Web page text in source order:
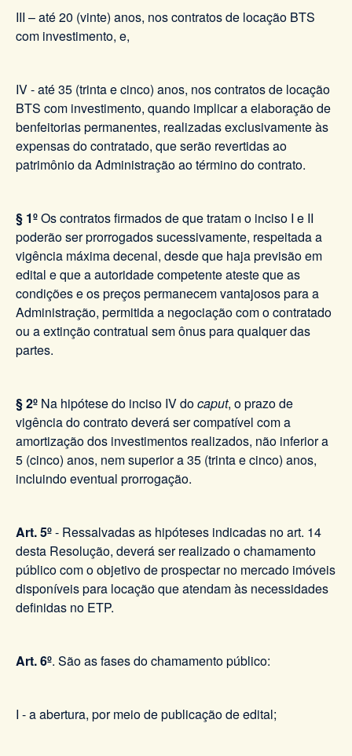
III – até 20 (vinte) anos, nos contratos de locação BTS
com investimento, e,
IV - até 35 (trinta e cinco) anos, nos contratos de locação
BTS com investimento, quando implicar a elaboração de
benfeitorias permanentes, realizadas exclusivamente às
expensas do contratado, que serão revertidas ao
patrimônio da Administração ao término do contrato.
§ 1ºOs contratos firmados de que tratam o inciso I e II
poderão ser prorrogados sucessivamente, respeitada a
vigência máxima decenal, desde que haja previsão em
edital e que a autoridade competente ateste que as
condições e os preços permanecem vantajosos para a
Administração, permitida a negociação com o contratado
ou a extinção contratual sem ônus para qualquer das
partes.
§ 2º Na hipótese do inciso IV docaput, o prazo de
vigência do contrato deverá ser compatível com a
amortização dos investimentos realizados, não inferior a
5 (cinco) anos, nem superior a 35 (trinta e cinco) anos,
incluindo eventual prorrogação.
Art. 5º- Ressalvadas as hipóteses indicadas no art. 14
desta Resolução, deverá ser realizado o chamamento
público com o objetivo de prospectar no mercado imóveis
disponíveis para locação que atendam às necessidades
definidas no ETP.
Art. 6º. São as fases do chamamento público:
I - a abertura, por meio de publicação de edital;